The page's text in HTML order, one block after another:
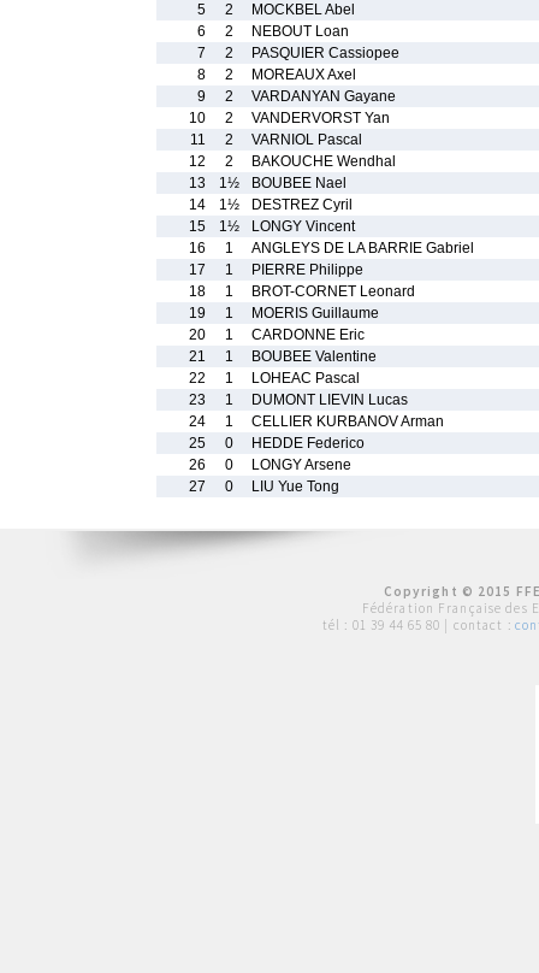
5
2
MOCKBEL Abel
6
2
NEBOUT Loan
7
2
PASQUIER Cassiopee
8
2
MOREAUX Axel
9
2
VARDANYAN Gayane
10
2
VANDERVORST Yan
11
2
VARNIOL Pascal
12
2
BAKOUCHE Wendhal
13
1½
BOUBEE Nael
14
1½
DESTREZ Cyril
15
1½
LONGY Vincent
16
1
ANGLEYS DE LA BARRIE Gabriel
17
1
PIERRE Philippe
18
1
BROT-CORNET Leonard
19
1
MOERIS Guillaume
20
1
CARDONNE Eric
21
1
BOUBEE Valentine
22
1
LOHEAC Pascal
23
1
DUMONT LIEVIN Lucas
24
1
CELLIER KURBANOV Arman
25
0
HEDDE Federico
26
0
LONGY Arsene
27
0 LIU Yue Tong
Copyright © 2015
Fédération Française des
tél : 01 39 44 65 80 | contact :